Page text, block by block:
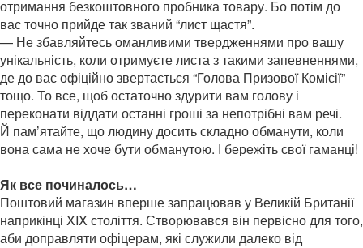
отримання безкоштовного пробника товару. Бо потім до
вас точно прийде так званий “лист щастя”.
— Не збавляйтесь оманливими твердженнями про вашу
унікальність, коли отримуєте листа з такими запевненнями,
де до вас офіційно звертається “Голова Призової Комісії”
тощо. То все, щоб остаточно здурити вам голову і
переконати віддати останні гроші за непотрібні вам речі.
Й пам’ятайте, що людину досить складно обманути, коли
вона сама не хоче бути обманутою. І бережіть свої гаманці!
Як все починалось…
Поштовий магазин вперше запрацював у Великій Британії
наприкінці XIX століття. Створювався він первісно для того,
аби доправляти офіцерам, які служили далеко від